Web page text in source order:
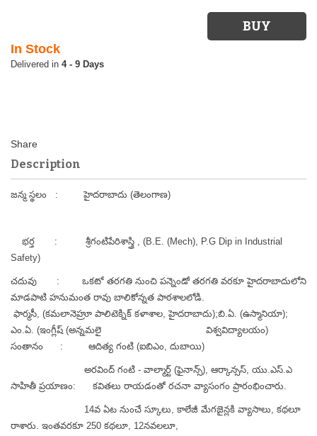
In Stock
4 - 9 Days
Description
జన్మ స్థలం : హైదరాబాదు (తెలంగాణ)
భర్త : శ్రీగంటిపేరిశాస్త్రి , (B.E. (Mech), P.G Dip in Industrial
Safety)
చదువు : ఒకటో తరగతి నుంచి పన్నెండో తరగతి వరకూ హైదరాబాదులోని
మాడపాటి హనుమంత రావు బాలికోన్నత పాఠశాలలోడి.
ఫార్మసీ, (కమలానెహ్రూ పాలిటెక్నిక్ కళాశాల, హైదరాబాదు);బి.ఏ. (ఉస్మానియా);
ఎం.ఏ. (ఇంగ్లీష్ (అన్నమలై విశ్వవిద్యాలయం)
సంతానం : ఆదిత్య గంటి (ఐబిఎం, దుబాయి)
అరవింద్ గంటి - వాల్మార్ట్ (ఫైనాన్స్), ఆర్కాన్సస్, యు.ఎస్.ఎ
సాహితీ ప్రయాణం: కవితలు రాయడంతో రచనా వ్యాసంగం ప్రారంభించారు.
14వ ఏట నుంచే స్కూలు, కాలేజీ మేగజైన్లకి వ్యాసాలు, కథలూ
రాశారు. ఇంతవరకూ 250 కథలూ, 12నవలలూ,